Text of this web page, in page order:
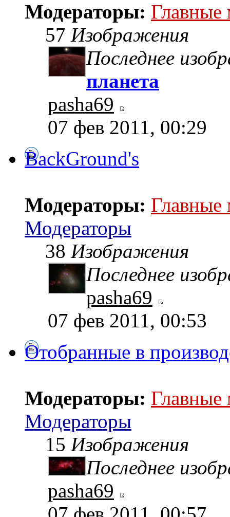
Модераторы: Главные
57 Изображения
Последнее
планета
pasha69
07 фев 2011, 00:29
BackGround's
Модераторы: Главные
Модераторы
38 Изображения
Последнее
pasha69
07 фев 2011, 00:53
Отобранные в
Модераторы: Главные
Модераторы
15 Изображения
Последнее
pasha69